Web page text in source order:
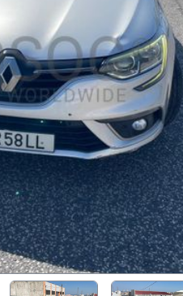
Direitos
Tecnologia
Mobiliário e Decoração
Náutica
Outros